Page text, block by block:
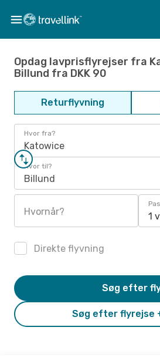
Opdag lavprisflyrejser fra
Billund fra DKK 90
Returflyvning
Hvor fra?
Katowice
Hvor til?
Billund
Hvornår? 1
Direkte flyvning
Søg efter flyrejse
Søg efter